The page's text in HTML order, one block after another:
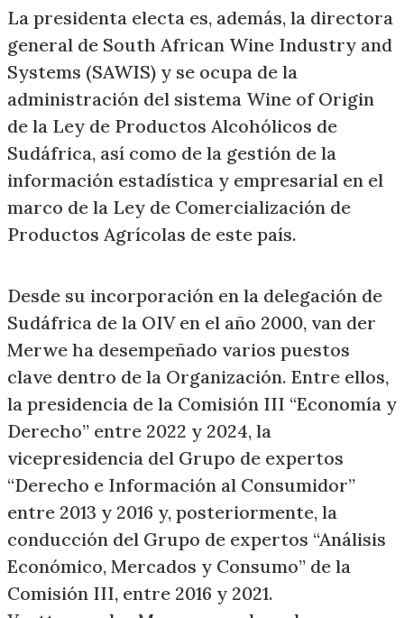
La presidenta electa es, además, la directora
general de South African Wine Industry and
Systems (SAWIS) y se ocupa de la
administración del sistema Wine of Origin
de la Ley de Productos Alcohólicos de
Sudáfrica, así como de la gestión de la
información estadística y empresarial en el
marco de la Ley de Comercialización de
Productos Agrícolas de este país.
Desde su incorporación en la delegación de
Sudáfrica de la OIV en el año 2000, van der
Merwe ha desempeñado varios puestos
clave dentro de la Organización. Entre ellos,
la presidencia de la Comisión III “Economía y
Derecho” entre 2022 y 2024, la
vicepresidencia del Grupo de expertos
“Derecho e Información al Consumidor”
entre 2013 y 2016 y, posteriormente, la
conducción del Grupo de expertos “Análisis
Económico, Mercados y Consumo” de la
Comisión III, entre 2016 y 2021.